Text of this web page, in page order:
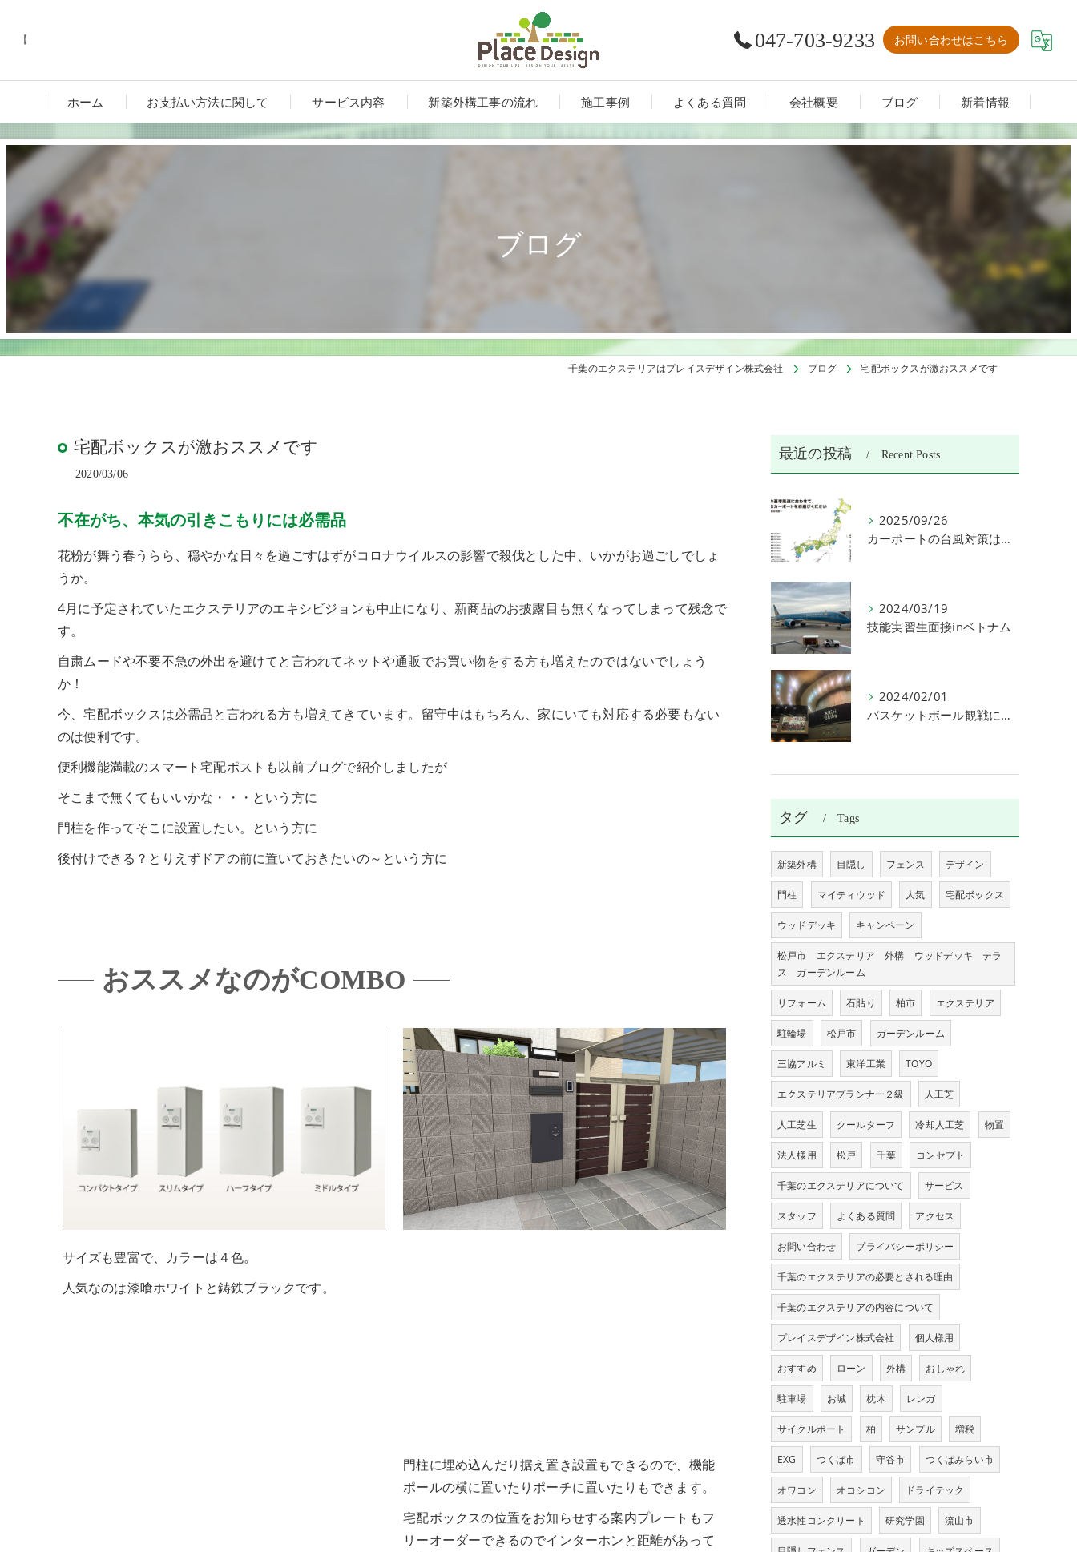
【 047-703-9233 お問い合わせはこちら
ホーム お支払い方法に関して サービス内容
ガーデンルーム・テラス・サンルーム
新築外構工事の流れ 施工事例 よくある質問 会社概要 ブログ 新着情報
ブログ
千葉のエクステリアはプレイスデザイン株式会社 ブログ 宅配ボックスが激おススメです
宅配ボックスが激おススメです
2020/03/06
不在がち、本気の引きこもりには必需品
花粉が舞う春うらら、穏やかな日々を過ごすはずがコロナウイルスの影響で殺伐とした中、いかがお過ごしでしょ
うか。
4月に予定されていたエクステリアのエキシビジョンも中止になり、新商品のお披露目も無くなってしまって残念で
す。
自粛ムードや不要不急の外出を避けてと言われてネットや通販でお買い物をする方も増えたのではないでしょう
か！
今、宅配ボックスは必需品と言われる方も増えてきています。留守中はもちろん、家にいても対応する必要もない
のは便利です。
便利機能満載のスマート宅配ポストも以前ブログで紹介しましたが
そこまで無くてもいいかな・・・という方に
門柱を作ってそこに設置したい。という方に
後付けできる？とりえずドアの前に置いておきたいの～という方に
おススメなのがCOMBO
サイズも豊富で、カラーは４色。
人気なのは漆喰ホワイトと鋳鉄ブラックです。
門柱に埋め込んだり据え置き設置もできるので、機能
ポールの横に置いたりポーチに置いたりもできます。
宅配ボックスの位置をお知らせする案内プレートもフ
リーオーダーできるのでインターホンと距離があって
最近の投稿 Recent Posts
2025/09/26
カーポートの台風対策は何がある？
2024/03/19
技能実習生面接inベトナム
2024/02/01
バスケットボール観戦に行きました
タグ Tags
新築外構 目隠し フェンス デザイン
門柱 マイティウッド 人気 宅配ボックス
ウッドデッキ キャンペーン
松戸市 エクステリア 外構 ウッドデッキ テラ
ス ガーデンルーム
リフォーム 石貼り 柏市 エクステリア
駐輪場 松戸市 ガーデンルーム
三協アルミ 東洋工業 TOYO
エクステリアプランナー２級 人工芝
人工芝生 クールターフ 冷却人工芝 物置
法人様用 松戸 千葉 コンセプト
千葉のエクステリアについて サービス
スタッフ よくある質問 アクセス
お問い合わせ プライバシーポリシー
千葉のエクステリアの必要とされる理由
千葉のエクステリアの内容について
プレイスデザイン株式会社 個人様用
おすすめ ローン 外構 おしゃれ
駐車場 お城 枕木 レンガ
サイクルポート 柏 サンプル 増税
EXG つくば市 守谷市 つくばみらい市
オワコン オコシコン ドライテック
透水性コンクリート 研究学園 流山市